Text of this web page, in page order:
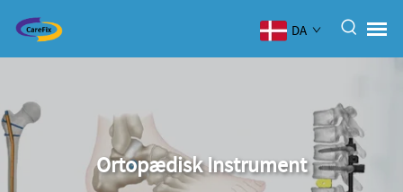
DA
Ortopædisk Instrument